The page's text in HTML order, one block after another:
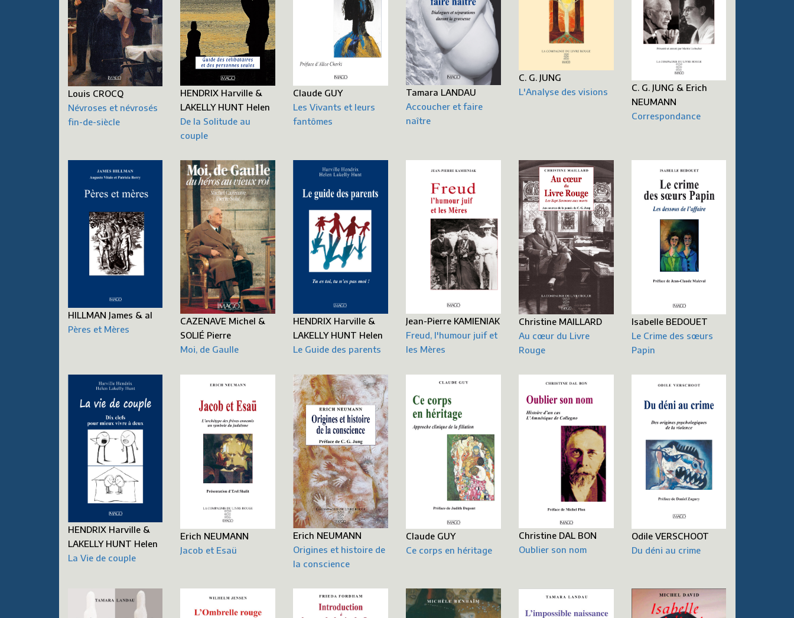
Louis CROCQ
Névroses et névrosés
fin-de-siècle
HENDRIX Harville &
LAKELLY HUNT Helen
De la Solitude au
couple
Claude GUY
Les Vivants et leurs
fantômes
Tamara LANDAU
Accoucher et faire
naître
C. G. JUNG
L'Analyse des visions
C. G. JUNG & Erich
NEUMANN
Correspondance
HILLMAN James & al
Pères et Mères
CAZENAVE Michel &
SOLIÉ Pierre
Moi, de Gaulle
HENDRIX Harville &
LAKELLY HUNT Helen
Le Guide des parents
Jean-Pierre KAMIENIAK
Freud, l'humour juif et
les Mères
Christine MAILLARD
Au cœur du Livre
Rouge
Isabelle BEDOUET
Le Crime des sœurs
Papin
HENDRIX Harville &
LAKELLY HUNT Helen
La Vie de couple
Erich NEUMANN
Jacob et Esaü
Erich NEUMANN
Origines et histoire de
la conscience
Claude GUY
Ce corps en héritage
Christine DAL BON
Oublier son nom
Odile VERSCHOOT
Du déni au crime